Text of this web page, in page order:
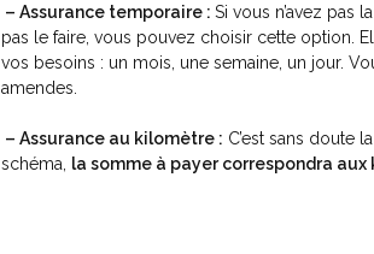
– Assurance temporaire :Si vous n’avez pas
pas le faire, vous pouvez choisir cette option.
vos besoins : un mois, une semaine, un jour.
amendes.
– Assurance au kilomètre : C’est sans doute
schéma, la somme à payer correspondra